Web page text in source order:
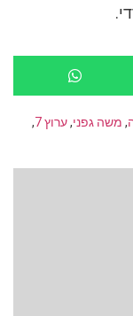
, משה גפני,ערוץ 7
,